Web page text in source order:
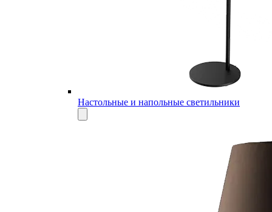
Настольные и напольные светильники